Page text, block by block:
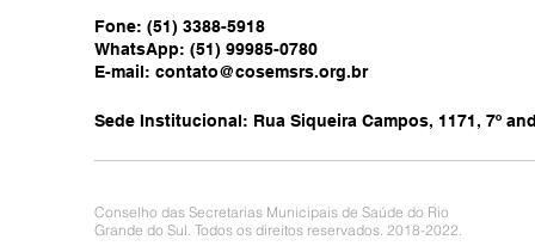
Fone: (51) 3388-5918
WhatsApp: (51) 99985-0780
E-mail: contato@cosemsrs.org.br
Sede Institucional: Rua Siqueira Campos, 1171, 7º
Conselho das Secretarias Municipais de Saúde do Rio
Grande do Sul. Todos os direitos reservados. 2018-2022.